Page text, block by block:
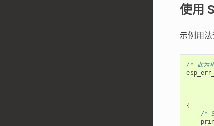
使用
示例用法
/* 此为将
{
/*